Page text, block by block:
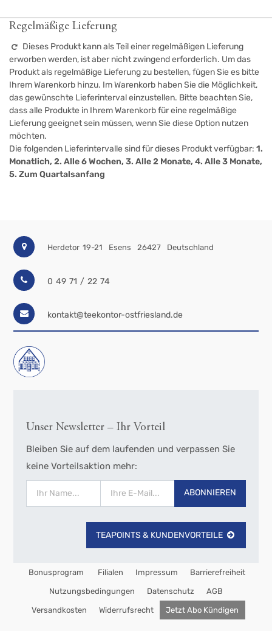
Regelmäßige Lieferung
Dieses Produkt kann als Teil einer regelmäßigen Lieferung
erworben werden, ist aber nicht zwingend erforderlich. Um das
Produkt als regelmäßige Lieferung zu bestellen, fügen Sie es bitte
Ihrem Warenkorb hinzu. Im Warenkorb haben Sie die Möglichkeit,
das gewünschte Lieferinterval einzustellen. Bitte beachten Sie,
dass alle Produkte in Ihrem Warenkorb für eine regelmäßige
Lieferung geeignet sein müssen, wenn Sie diese Option nutzen
möchten.
Die folgenden Lieferintervalle sind für dieses Produkt verfügbar: 1.
Monatlich, 2. Alle 6 Wochen, 3. Alle 2 Monate, 4. Alle 3 Monate,
5. Zum Quartalsanfang
Herdetor 19-21 Esens 26427 Deutschland
0 49 71 / 22 74
kontakt@teekontor-ostfriesland.de
Unser Newsletter – Ihr Vorteil
Bleiben Sie auf dem laufenden und verpassen Sie
keine Vorteilsaktion mehr:
ABONNIEREN
TEAPOINTS & KUNDENVORTEILE
Bonusprogram Filialen Impressum Barrierefreiheit
Nutzungsbedingungen Datenschutz AGB
Versandkosten Widerrufsrecht Jetzt Abo Kündigen